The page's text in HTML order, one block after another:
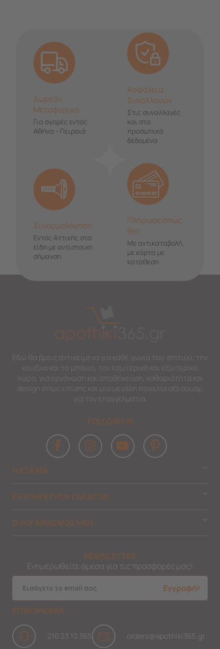
Δωρεάν
Μεταφορικά
Για αγορές εντός
Αθήνα - Πειραιά
Ασφάλεια
Συναλλαγών
Στις συναλλαγές
και στα
προσωπικά
δεδομένα
Συναρμολόγηση
Εντός Αττικής στα
είδη με αντίστοιχη
σήμανση
Πλήρωσε όπως
θες
Με αντικαταβολή,
με κάρτα με
κατάθεση
Εδώ θα βρεις αντικείμενα για κάθε γωνιά του σπιτιού, την
κουζίνα και το μπάνιο, τον εσωτερικό και εξωτερικό
χώρο, για οργάνωση και αποθήκευση, καθαριότητα και
design όπως επίσης και μια μεγάλη ποικιλία αξεσουάρ
για τον επαγγελματία.
FOLLOW US
Η ΕΤΑΙΡΙΑ
ΕΞΥΠΗΡΕΤΗΣΗ ΠΕΛΑΤΩΝ
Ο ΛΟΓΑΡΙΑΣΜΟΣ ΜΟΥ
NEWSLETTER
Ενημερωθείτε άμεσα για τις προσφορές μας!
Εγγραφή
ΕΠΙΚΟΙΝΩΝΙΑ
210 23 10 365 orders@apothiki365.gr